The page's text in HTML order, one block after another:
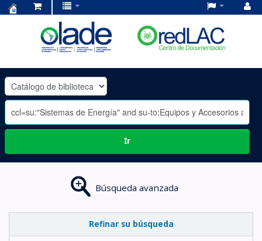
OLADE
-
Ir
Búsqueda avanzada
Refinar su búsqueda